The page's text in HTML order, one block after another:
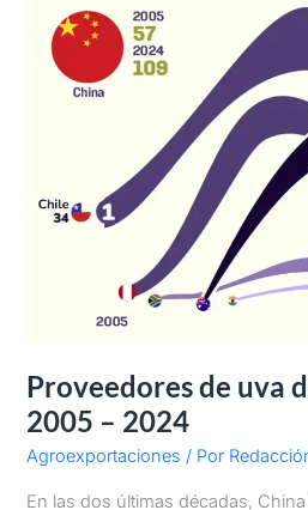
Proveedores de uva
2005 – 2024
Agroexportaciones / Por
En las dos últimas décadas,
2024